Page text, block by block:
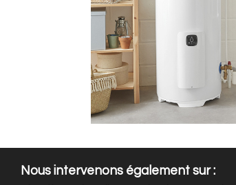
Nous intervenons également sur :